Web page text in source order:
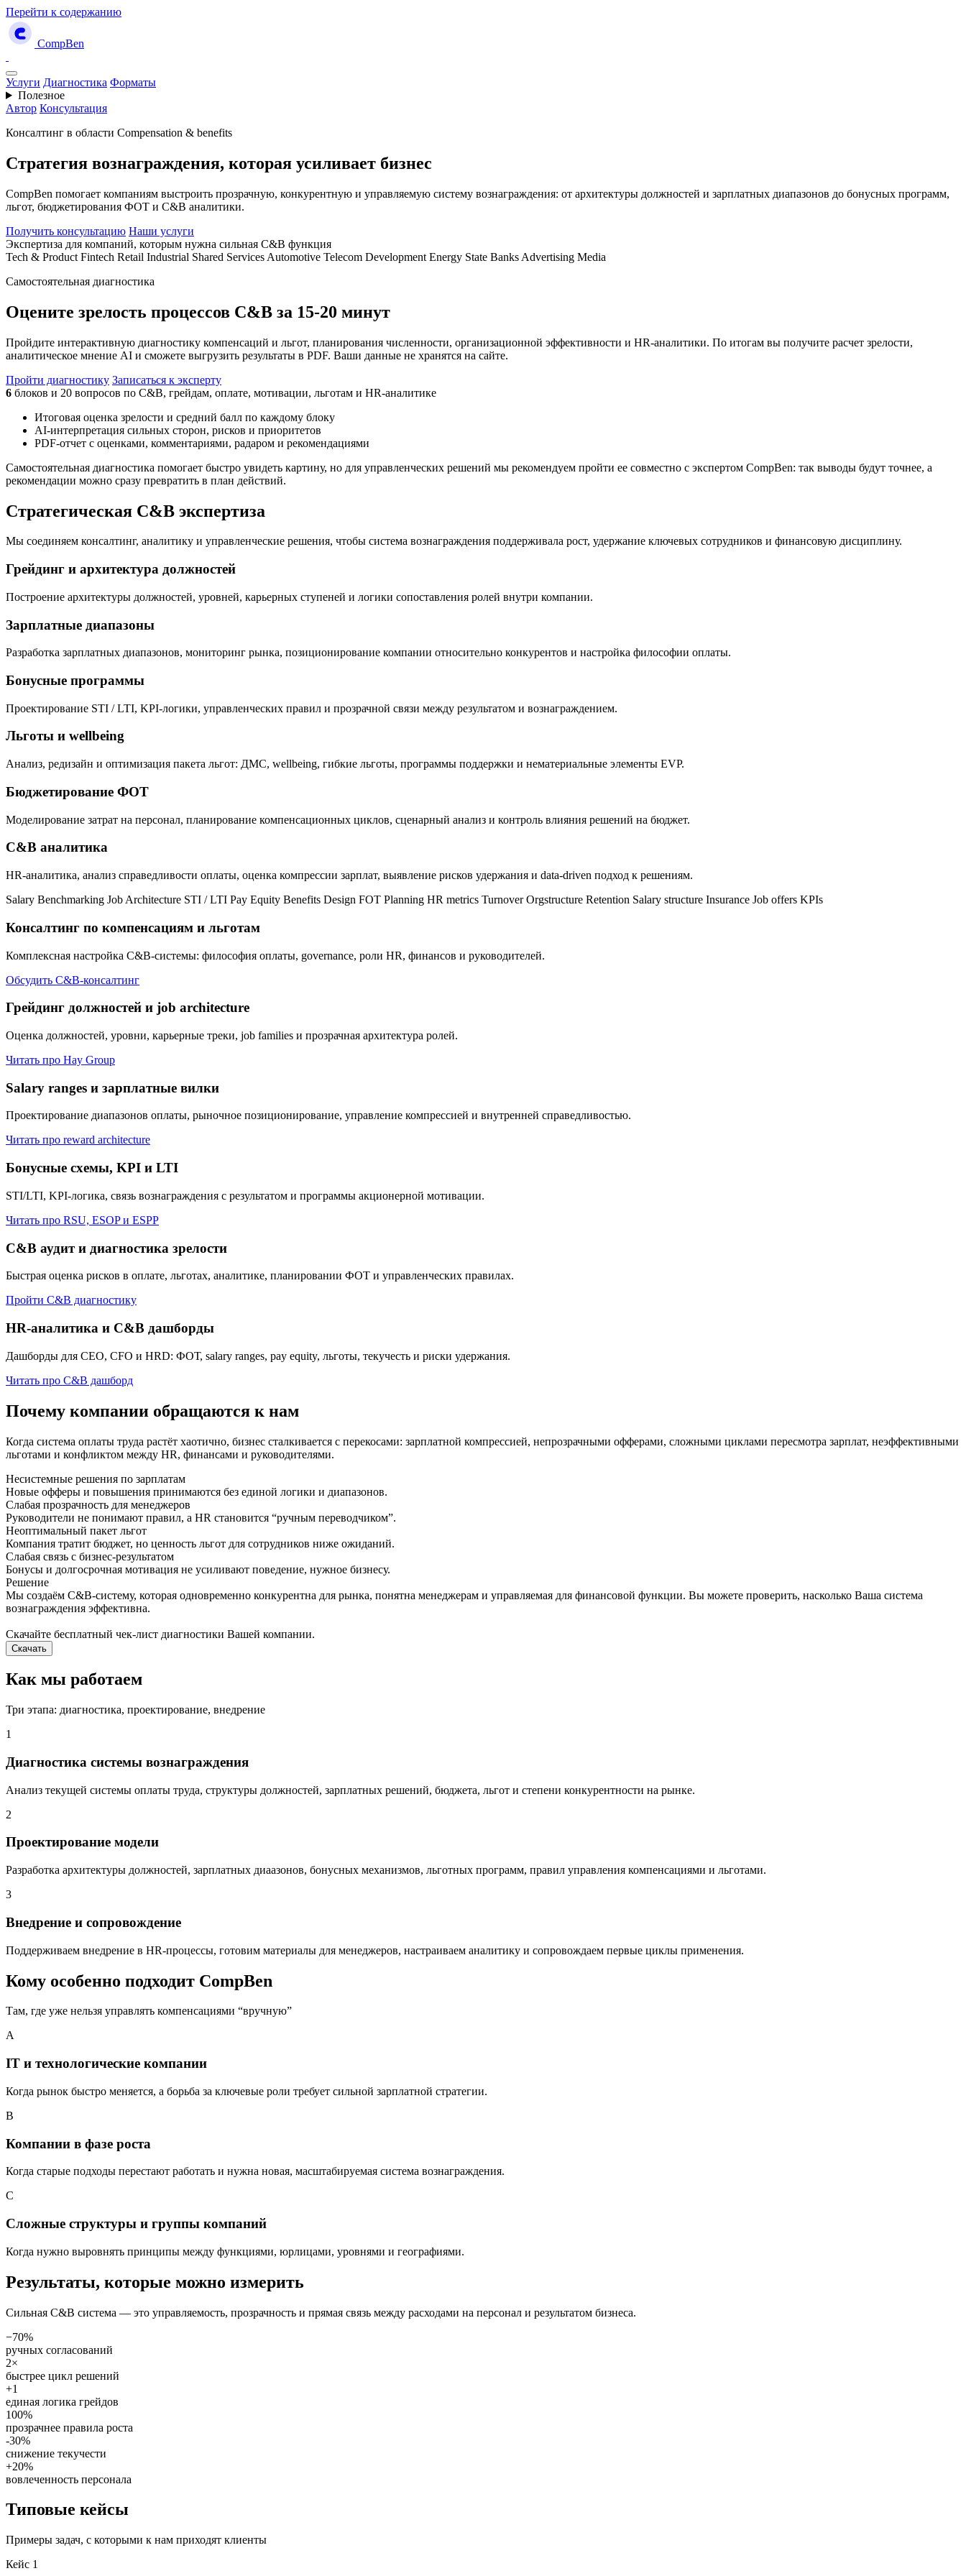
Перейти к содержанию
CompBen
Услуги Диагностика Форматы
Полезное
Автор Консультация
Консалтинг в области Compensation & benefits
Стратегия вознаграждения, которая усиливает бизнес
CompBen помогает компаниям выстроить прозрачную, конкурентную и управляемую систему вознаграждения: от архитектуры должностей и зарплатных диапазонов до бонусных программ,
льгот, бюджетирования ФОТ и C&B аналитики.
Получить консультацию Наши услуги
Экспертиза для компаний, которым нужна сильная C&B функция
Tech & Product Fintech Retail Industrial Shared Services Automotive Telecom Development Energy State Banks Advertising Media
Самостоятельная диагностика
Оцените зрелость процессов C&B за 15-20 минут
Пройдите интерактивную диагностику компенсаций и льгот, планирования численности, организационной эффективности и HR-аналитики. По итогам вы получите расчет зрелости,
аналитическое мнение AI и сможете выгрузить результаты в PDF. Ваши данные не хранятся на сайте.
Пройти диагностику Записаться к эксперту
6 блоков и 20 вопросов по C&B, грейдам, оплате, мотивации, льготам и HR-аналитике
Итоговая оценка зрелости и средний балл по каждому блоку
AI-интерпретация сильных сторон, рисков и приоритетов
PDF-отчет с оценками, комментариями, радаром и рекомендациями
Самостоятельная диагностика помогает быстро увидеть картину, но для управленческих решений мы рекомендуем пройти ее совместно с экспертом CompBen: так выводы будут точнее, а
рекомендации можно сразу превратить в план действий.
Стратегическая C&B экспертиза
Мы соединяем консалтинг, аналитику и управленческие решения, чтобы система вознаграждения поддерживала рост, удержание ключевых сотрудников и финансовую дисциплину.
Грейдинг и архитектура должностей
Построение архитектуры должностей, уровней, карьерных ступеней и логики сопоставления ролей внутри компании.
Зарплатные диапазоны
Разработка зарплатных диапазонов, мониторинг рынка, позиционирование компании относительно конкурентов и настройка философии оплаты.
Бонусные программы
Проектирование STI / LTI, KPI-логики, управленческих правил и прозрачной связи между результатом и вознаграждением.
Льготы и wellbeing
Анализ, редизайн и оптимизация пакета льгот: ДМС, wellbeing, гибкие льготы, программы поддержки и нематериальные элементы EVP.
Бюджетирование ФОТ
Моделирование затрат на персонал, планирование компенсационных циклов, сценарный анализ и контроль влияния решений на бюджет.
C&B аналитика
HR-аналитика, анализ справедливости оплаты, оценка компрессии зарплат, выявление рисков удержания и data-driven подход к решениям.
Salary Benchmarking Job Architecture STI / LTI Pay Equity Benefits Design FOT Planning HR metrics Turnover Orgstructure Retention Salary structure Insurance Job offers KPIs
Консалтинг по компенсациям и льготам
Комплексная настройка C&B-системы: философия оплаты, governance, роли HR, финансов и руководителей.
Обсудить C&B-консалтинг
Грейдинг должностей и job architecture
Оценка должностей, уровни, карьерные треки, job families и прозрачная архитектура ролей.
Читать про Hay Group
Salary ranges и зарплатные вилки
Проектирование диапазонов оплаты, рыночное позиционирование, управление компрессией и внутренней справедливостью.
Читать про reward architecture
Бонусные схемы, KPI и LTI
STI/LTI, KPI-логика, связь вознаграждения с результатом и программы акционерной мотивации.
Читать про RSU, ESOP и ESPP
C&B аудит и диагностика зрелости
Быстрая оценка рисков в оплате, льготах, аналитике, планировании ФОТ и управленческих правилах.
Пройти C&B диагностику
HR-аналитика и C&B дашборды
Дашборды для CEO, CFO и HRD: ФОТ, salary ranges, pay equity, льготы, текучесть и риски удержания.
Читать про C&B дашборд
Почему компании обращаются к нам
Когда система оплаты труда растёт хаотично, бизнес сталкивается с перекосами: зарплатной компрессией, непрозрачными офферами, сложными циклами пересмотра зарплат, неэффективными
льготами и конфликтом между HR, финансами и руководителями.
Несистемные решения по зарплатам
Новые офферы и повышения принимаются без единой логики и диапазонов.
Слабая прозрачность для менеджеров
Руководители не понимают правил, а HR становится “ручным переводчиком”.
Неоптимальный пакет льгот
Компания тратит бюджет, но ценность льгот для сотрудников ниже ожиданий.
Слабая связь с бизнес-результатом
Бонусы и долгосрочная мотивация не усиливают поведение, нужное бизнесу.
Решение
Мы создаём C&B-систему, которая одновременно конкурентна для рынка, понятна менеджерам и управляемая для финансовой функции. Вы можете проверить, насколько Ваша система
вознаграждения эффективна.
Скачайте бесплатный чек-лист диагностики Вашей компании.
Скачать
Как мы работаем
Три этапа: диагностика, проектирование, внедрение
1
Диагностика системы вознаграждения
Анализ текущей системы оплаты труда, структуры должностей, зарплатных решений, бюджета, льгот и степени конкурентности на рынке.
2
Проектирование модели
Разработка архитектуры должностей, зарплатных диаазонов, бонусных механизмов, льготных программ, правил управления компенсациями и льготами.
3
Внедрение и сопровождение
Поддерживаем внедрение в HR-процессы, готовим материалы для менеджеров, настраиваем аналитику и сопровождаем первые циклы применения.
Кому особенно подходит CompBen
Там, где уже нельзя управлять компенсациями “вручную”
A
IT и технологические компании
Когда рынок быстро меняется, а борьба за ключевые роли требует сильной зарплатной стратегии.
B
Компании в фазе роста
Когда старые подходы перестают работать и нужна новая, масштабируемая система вознаграждения.
C
Сложные структуры и группы компаний
Когда нужно выровнять принципы между функциями, юрлицами, уровнями и географиями.
Результаты, которые можно измерить
Сильная C&B система — это управляемость, прозрачность и прямая связь между расходами на персонал и результатом бизнеса.
−70%
ручных согласований
2×
быстрее цикл решений
+1
единая логика грейдов
100%
прозрачнее правила роста
-30%
снижение текучести
+20%
вовлеченность персонала
Типовые кейсы
Примеры задач, с которыми к нам приходят клиенты
Кейс 1